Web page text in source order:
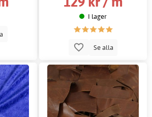
I lager
Se alla